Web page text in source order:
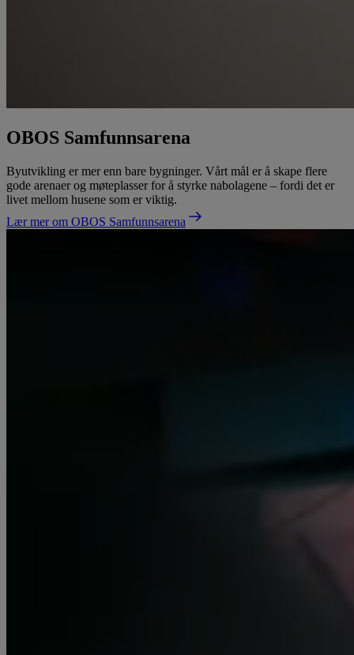
OBOS Samfunnsarena
Byutvikling er mer enn bare bygninger. Vårt mål er å skape flere
gode arenaer og møteplasser for å styrke nabolagene – fordi det er
livet mellom husene som er viktig.
Lær mer om OBOS Samfunnsarena